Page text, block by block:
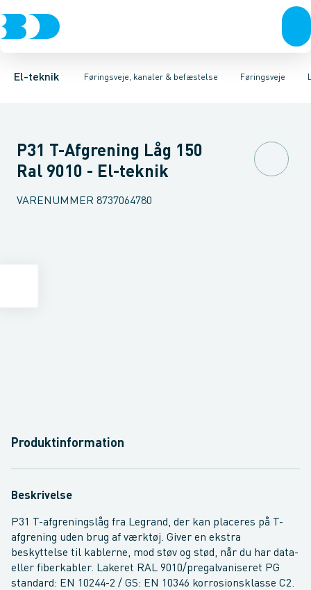
El-teknik Føringsveje, kanaler & befæstelse
Afbrydere, stikkontakter & lampeudtagForgreningsmateriel
Føringsveje
Føringsveje Installationskanaler for gulvInstallationskanaler
Gitterbakke Endestykke til kabelbakkeMontageplade til
P31 T-Afgrening Låg 150
Ral 9010 - El-teknik
VARENUMMER 8737064780
Produktinformation
Beskrivelse
P31 T-afgreningslåg fra Legrand, der kan placeres på T-
afgrening uden brug af værktøj. Giver en ekstra
beskyttelse til kablerne, mod støv og stød, når du har data-
eller fiberkabler. Lakeret RAL 9010/pregalvaniseret PG
standard: EN 10244-2 / GS: EN 10346 korrosionsklasse C2.